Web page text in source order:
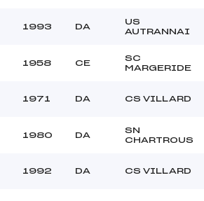
1993 DA
US
AUTRANNAI
1958 CE
SC
MARGERIDE
1971 DA CS VILLARD
1980 DA
SN
CHARTROUS
1992 DA CS VILLARD